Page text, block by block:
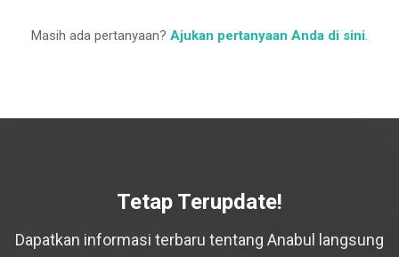
Masih ada pertanyaan? Ajukan pertanyaan Anda di sini.
Tetap Terupdate!
Dapatkan informasi terbaru tentang Anabul langsung